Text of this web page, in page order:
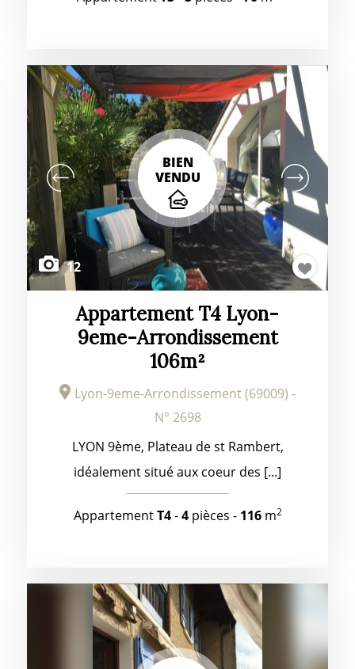
BIEN
VENDU
12
Appartement T4 Lyon-
9eme-Arrondissement
106m²
Lyon-9eme-Arrondissement (69009) -
N° 2698
LYON 9ème, Plateau de st Rambert,
idéalement situé aux coeur des [...]
AppartementT4-4pièces - 116m2